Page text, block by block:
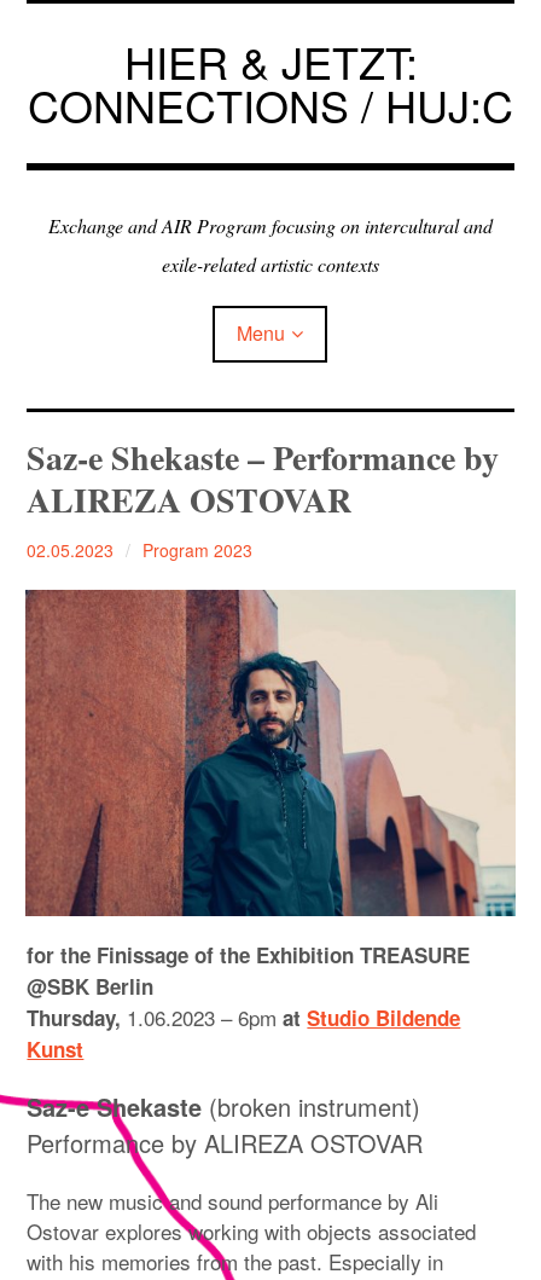
Skip
HIER & JETZT:
CONNECTIONS / HUJ:C
Exchange and AIR Program focusing on intercultural and
exile-related artistic contexts
Menu
ARTISTS IN RESIDENCE
EXHIBITIONS
PROGRAM
MANIFESTO
PUBLICATIONS
ABOUT
CONTRIBUTORS
PRESS
CONTACT
SITE NOTICE
Saz-e Shekaste – Performance by
ALIREZA OSTOVAR
02.05.2023 Program 2023
for the Finissage of the Exhibition TREASURE
@SBK Berlin
Thursday, 1.06.2023 – 6pmatStudio Bildende
Kunst
Saz-e Shekaste (broken instrument)
Performance by ALIREZA OSTOVAR
The new music and sound performance by Ali
Ostovar explores working with objects associated
with his memories from the past. Especially in